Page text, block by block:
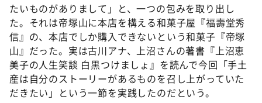
たいものがありまして」と、一つの包みを取り出し
た。それは帝塚山に本店を構える和菓子屋『福壽堂秀
信』の、本店でしか購入できないという和菓子『帝塚
山』だった。実は古川アナ、上沼さんの著書『上沼恵
美子の人生笑談 白黒つけましょ』を読んで今回「手土
産は自分のストーリーがあるものを召し上がっていた
だきたい」という一節を実践したのだという。